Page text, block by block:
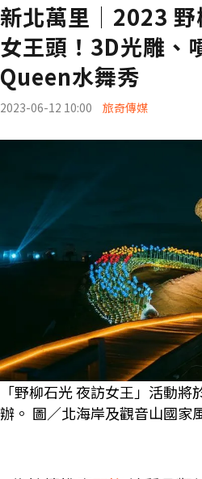
新北萬里│2023 野
女王頭！3D光雕、
Queen水舞秀
2023-06-12 10:00 旅奇傳媒
「野柳石光 夜訪女王」活動
辦。 圖／北海岸及觀音山國家